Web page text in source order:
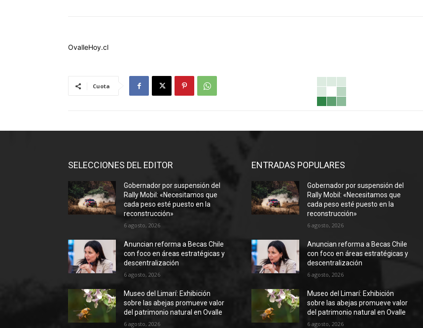
OvalleHoy.cl
Cuota
SELECCIONES DEL EDITOR
Gobernador por suspensión del
Rally Mobil: «Necesitamos que
cada peso esté puesto en la
reconstrucción»
6 agosto, 2026
Anuncian reforma a Becas Chile
con foco en áreas estratégicas y
descentralización
6 agosto, 2026
Museo del Limarí: Exhibición
sobre las abejas promueve valor
del patrimonio natural en Ovalle
6 agosto, 2026
ENTRADAS POPULARES
Gobernador por suspensión del
Rally Mobil: «Necesitamos que
cada peso esté puesto en la
reconstrucción»
6 agosto, 2026
Anuncian reforma a Becas Chile
con foco en áreas estratégicas y
descentralización
6 agosto, 2026
Museo del Limarí: Exhibición
sobre las abejas promueve valor
del patrimonio natural en Ovalle
6 agosto, 2026